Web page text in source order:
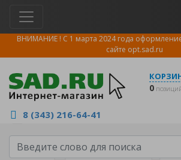
ВНИМАНИЕ ! С 1 марта 2024 года
сайте opt.sad.ru
0
8 (343) 216-64-41